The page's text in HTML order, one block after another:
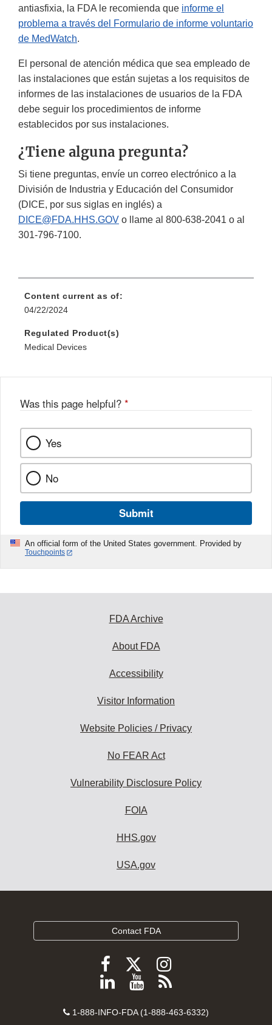
antiasfixia, la FDA le recomienda que informe el
problema a través del Formulario de informe voluntario
de MedWatch.
El personal de atención médica que sea empleado de
las instalaciones que están sujetas a los requisitos de
informes de las instalaciones de usuarios de la FDA
debe seguir los procedimientos de informe
establecidos por sus instalaciones.
¿Tiene alguna pregunta?
Si tiene preguntas, envíe un correo electrónico a la
División de Industria y Educación del Consumidor
(DICE, por sus siglas en inglés) a
DICE@FDA.HHS.GOV o llame al 800-638-2041 o al
301-796-7100.
Content current as of:
04/22/2024
Regulated Product(s)
Medical Devices
Was this page helpful? *
Yes
No
Submit
An official form of the United States government. Provided by
Touchpoints
FDA Archive
About FDA
Accessibility
Visitor Information
Website Policies / Privacy
No FEAR Act
Vulnerability Disclosure Policy
FOIA
HHS.gov
USA.gov
Contact FDA
Follow
FDA
Facebook
Follow
FDA
Follow
FDA
Instagram
Follow
on
View
videos
Subscribe
FDA
Contact
1-888-INFO-FDA (1-888-463-6332)